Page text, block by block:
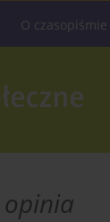
O czasopiśmie
opinia